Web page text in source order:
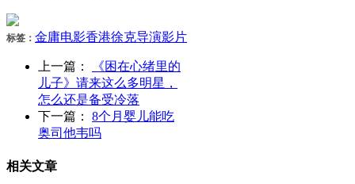
标签： 金庸电影香港徐克导演影片
上一篇：
《困在心绪里的
儿子》请来这么多明星，
怎么还是备受冷落
下一篇：
8个月婴儿能吃
奥司他韦吗
相关文章